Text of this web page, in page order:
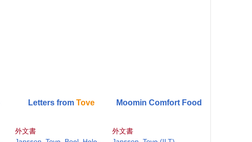
Letters fromTove
外文書
Moomin Comfort Food
外文書